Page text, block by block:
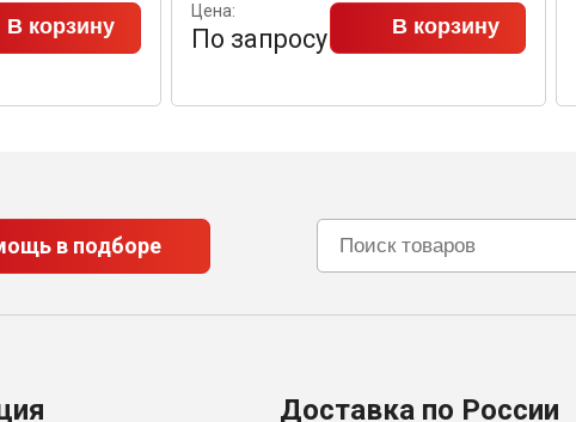
В корзину
Цена:
По запросу В корзину
в подборе
Доставка по России